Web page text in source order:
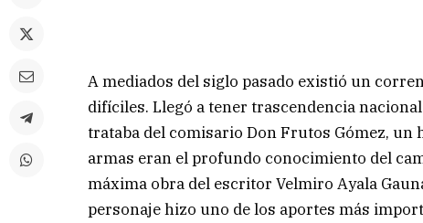
A mediados del siglo pasado existió un
difíciles. Llegó a tener trascendencia
trataba del comisario Don Frutos Gómez,
armas eran el profundo conocimiento del
máxima obra del escritor Velmiro Ayala
personaje hizo uno de los aportes más